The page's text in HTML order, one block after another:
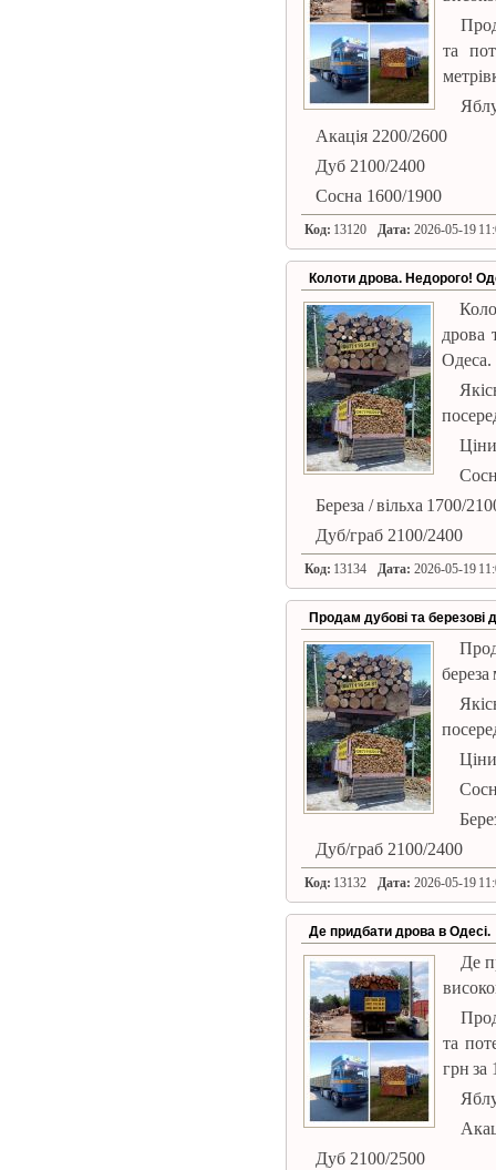
та
Акація 2200/2600
Дуб 2100/2400
Сосна 1600/1900
Код: 13120 Дата: 2026-05-19
Колоти дрова. Недорого!
дрова
Одеса.
Береза ​​/ вільха 1700/
Дуб/граб 2100/2400
Код: 13134 Дата: 2026-05-19
Продам дубові та березові
Дуб/граб 2100/2400
Код: 13132 Дата: 2026-05-19
Де придбати дрова в Одесі.
Де
та
грн за
Дуб 2100/2500